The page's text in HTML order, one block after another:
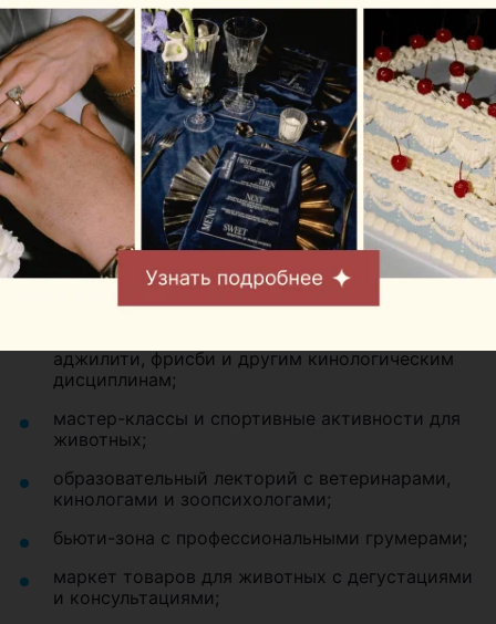
Что будет в программе?
За два дня гостей ждет насыщенная программа:
шоу-конкурсы на самый оригинальный костюм
питомца и самое запоминающееся
аджилити, фрисби и другим кинологическим
дисциплинам;
мастер-классы и спортивные активности для
животных;
образовательный лекторий с ветеринарами,
кинологами и зоопсихологами;
бьюти-зона с профессиональными грумерами;
маркет товаров для животных с дегустациями
и консультациями;